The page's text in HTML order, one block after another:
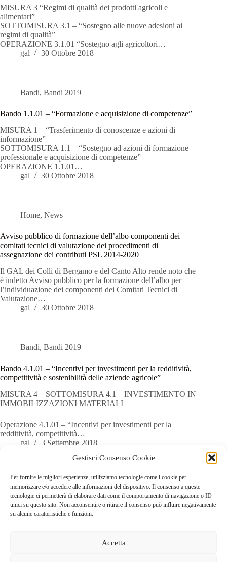
Gestisci Consenso Cookie
Per fornire le migliori esperienze, utilizziamo tecnologie come i cookie per
memorizzare e/o accedere alle informazioni del dispositivo. Il consenso a queste
tecnologie ci permetterà di elaborare dati come il comportamento di navigazione o ID
unici su questo sito. Non acconsentire o ritirare il consenso può influire negativamente
su alcune caratteristiche e funzioni.
Accetta
MISURA 3 “Regimi di qualità dei prodotti agricoli e
alimentari”
SOTTOMISURA 3.1 – “Sostegno alle nuove adesioni ai
regimi di qualità”
OPERAZIONE 3.1.01 “Sostegno agli agricoltori…
gal
30 Ottobre 2018
Bandi, Bandi 2019
Bando 1.1.01 – “Formazione e acquisizione di competenze”
MISURA 1 – “Trasferimento di conoscenze e azioni di
informazione”
SOTTOMISURA 1.1 – “Sostegno ad azioni di formazione
professionale e acquisizione di competenze”
OPERAZIONE 1.1.01…
gal
30 Ottobre 2018
Home, News
Avviso pubblico di formazione dell’albo componenti dei
comitati tecnici di valutazione dei procedimenti di
assegnazione dei contributi PSL 2014-2020
Il GAL dei Colli di Bergamo e del Canto Alto rende noto che
è indetto Avviso pubblico per la formazione dell’albo per
l’individuazione dei componenti dei Comitati Tecnici di
Valutazione…
gal
30 Ottobre 2018
Bandi, Bandi 2019
Bando 4.1.01 – “Incentivi per investimenti per la redditività,
competitività e sostenibilità delle aziende agricole”
MISURA 4 – SOTTOMISURA 4.1 – INVESTIMENTO IN
IMMOBILIZZAZIONI MATERIALI
Operazione 4.1.01 – “Incentivi per investimenti per la
redditività, competitività…
gal
3 Settembre 2018
PREC